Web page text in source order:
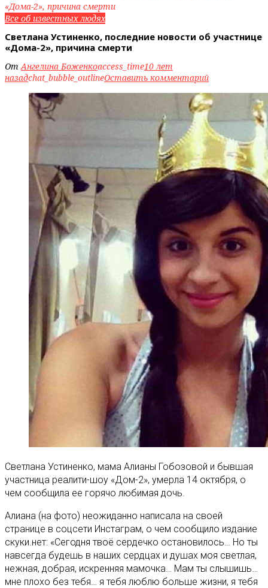
«Дома-2», причина смерти
Все об известных людях
Светлана Устиненко, последние новости об участнице
«Дома-2», причина смерти
ОтАнгелина Боженкоaccess_time10 лет
назадchat_bubble_outlineОставить комментарий
Светлана Устиненко, мама Алианы Гобозовой и бывшая
участница реалити-шоу «Дом-2», умерла 14 октября, о
чем сообщила ее горячо любимая дочь.
Алиана (на фото) неожиданно написала на своей
странице в соцсети Инстаграм, о чем сообщило издание
скуки.нет: «Сегодня твоё сердечко остановилось… Но ты
навсегда будешь в наших сердцах и душах моя светлая,
нежная, добрая, искренняя мамочка… Мам ты слышишь…
мне плохо без тебя… я тебя люблю больше жизни, я тебя